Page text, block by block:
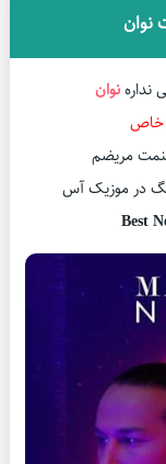
نوان
ندارهنوان
خاص
مریضم
Best